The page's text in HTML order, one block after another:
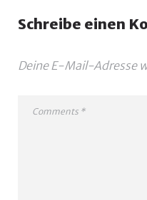
Schreibe einen
Deine E-Mail-Adresse